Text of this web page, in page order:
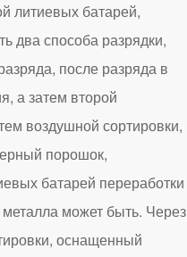
литиевых батарей,
два способа разрядки,
после разряда в
а затем второй
воздушной сортировки,
порошок,
батарей переработки
может быть. Через
оснащенный